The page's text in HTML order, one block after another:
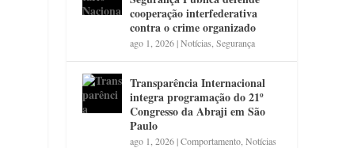
cooperação interfederativa
contra o crime organizado
ago 1, 2026|Notícias ,Segurança
Transparência Internacional
integra programação do 21º
Congresso da Abraji em São
Paulo
ago 1, 2026|Comportamento ,Notícias